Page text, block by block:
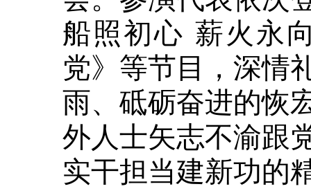
船照初心 薪火永
党》等节目，深情
雨、砥砺奋进的恢
外人士矢志不渝跟
实干担当建新功的